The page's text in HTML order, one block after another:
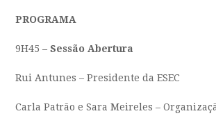
PROGRAMA
9H45 – Sessão Abertura
Rui Antunes – Presidente da ESEC
Carla Patrão e Sara Meireles –